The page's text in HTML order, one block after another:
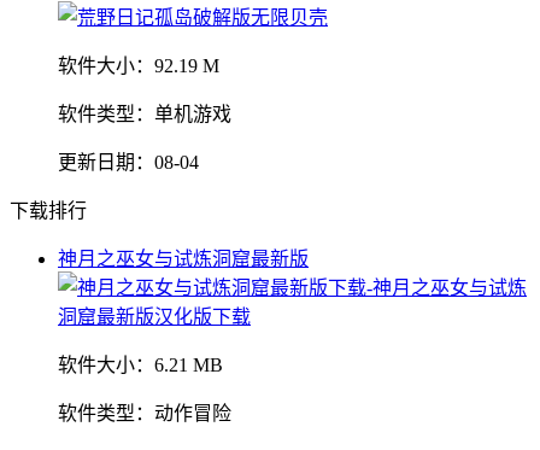
软件大小： 92.19 M
软件类型： 单机游戏
更新日期： 08-04
下载排行
神月之巫女与试炼洞窟最新版
软件大小： 6.21 MB
软件类型： 动作冒险